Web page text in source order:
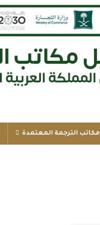
مكاتب الترجمة المعتمدة